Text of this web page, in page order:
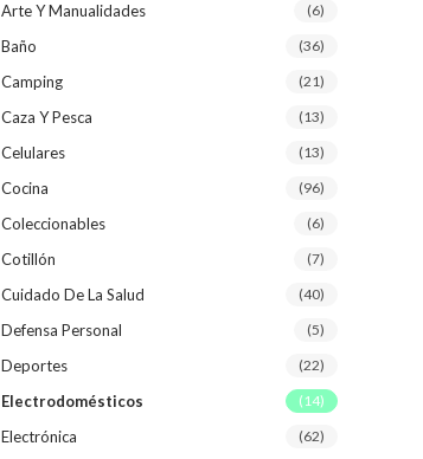
DE
LA
Arte Y Manualidades (6)
Baño (36)
Camping (21)
Caza Y Pesca (13)
Celulares (13)
Cocina (96)
Coleccionables (6)
Cotillón (7)
Cuidado De La Salud (40)
Defensa Personal (5)
Deportes (22)
Electrodomésticos (14)
Electrónica (62)